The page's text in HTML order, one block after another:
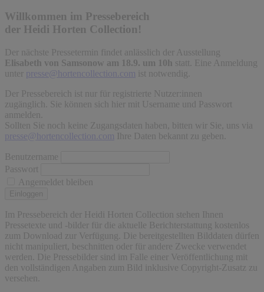
Willkommen im Pressebereich
der Heidi Horten Collection!
Der nächste Pressetermin findet anlässlich der Ausstellung
Elisabeth von Samsonow am 18.9. um 10h statt. Eine Anmeldung
unter presse@hortencollection.com ist notwendig.
Der Pressebereich ist nur für registrierte Nutzer:innen
zugänglich. Sie können sich hier mit Username und Passwort
anmelden.
Sollten Sie noch keine Zugangsdaten haben, bitten wir Sie, uns via
presse@hortencollection.com Ihre Daten bekannt zu geben.
Benutzername
Passwort
Angemeldet bleiben
Einloggen
Im Pressebereich der Heidi Horten Collection stehen Ihnen
Pressetexte und -bilder für die aktuelle Berichterstattung kostenlos
zum Download zur Verfügung. Die bereitgestellten Bilddaten dürfen
nicht manipuliert, beschnitten oder für andere Zwecke verwendet
werden. Die Pressebilder sind im Falle einer Veröffentlichung mit
den vollständigen Angaben zum Bild inklusive Copyright-Zusatz zu
versehen.